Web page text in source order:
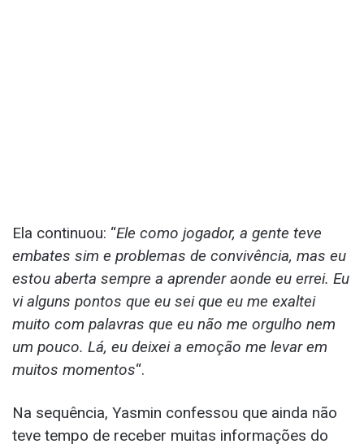
Ela continuou: “Ele como jogador, a gente teve
embates sim e problemas de convivência, mas eu
estou aberta sempre a aprender aonde eu errei. Eu
vi alguns pontos que eu sei que eu me exaltei
muito com palavras que eu não me orgulho nem
um pouco. Lá, eu deixei a emoção me levar em
muitos momentos“.
Na sequência, Yasmin confessou que ainda não
teve tempo de receber muitas informações do